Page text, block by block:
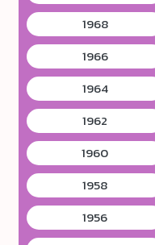
1968
1966
1964
1962
1960
1958
1956